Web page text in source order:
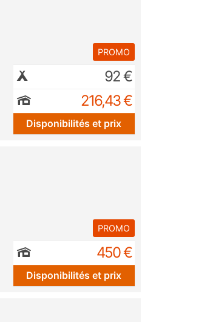
PROMO
92 €
216,43 €
Disponibilités et prix
PROMO
450 €
Disponibilités et prix